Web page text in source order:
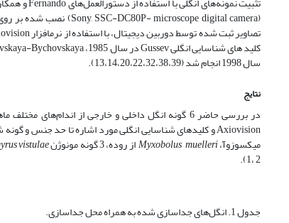
سال 1998 انجام شد (13،14،20،22،32،38،39).
نتایج
در بررسی حاضر 6 گونه انگل داخلی و خارجی از
Axiovision و کلید‌های شناسایی انگلی مورد اشاره تا حد جنس و گونه شناسایی گردیدند که شامل؛ 2 گونه تک یاخته
میکسوزوآ،Myxobolus muelleriاز روده، 3 گونه مونوژن vistulae
2 ،1).
جدول 1. انگل‌های جداسازی شده به همراه محل جداسازی.